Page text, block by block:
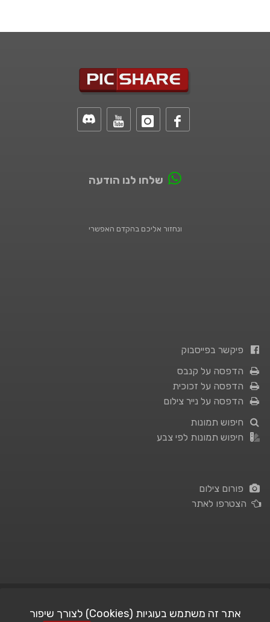
שלחו לנו הודעה
ונחזור אליכם בהקדם האפשרי
פיקשר בפייסבוק
הדפסה על קנבס
הדפסה על זכוכית
הדפסה על נייר צילום
חיפוש תמונות
חיפוש תמונות לפי צבע
פורום צילום
הצטרפו לאתר
אתר זה משתמש בעוגיות (Cookies) לצורך שיפור